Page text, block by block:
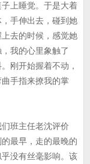
上睡觉。于是大着
手伸出去，碰到她
去的时候，感觉她
我的心里象触了
刚开始握着不动，
手指来撩我的掌
班主任老沈评价
最早，走的最晚的
没有丝毫影响。该